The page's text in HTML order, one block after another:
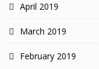
April 2019
March 2019
February 2019